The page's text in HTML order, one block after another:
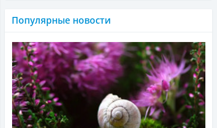
Популярные новости